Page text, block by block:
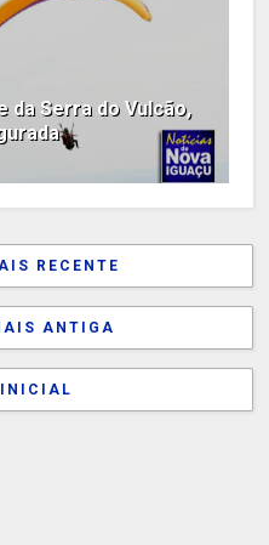
da Serra do Vulcão,
RECENTE
ANTIGA